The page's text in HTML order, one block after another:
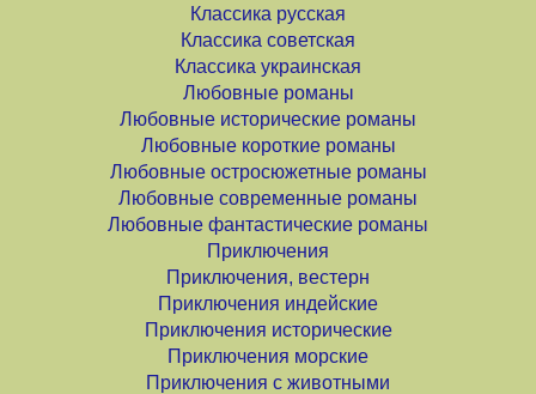
Классика русская
Классика советская
Классика украинская
Любовные романы
Любовные исторические романы
Любовные короткие романы
Любовные остросюжетные романы
Любовные современные романы
Любовные фантастические романы
Приключения
Приключения, вестерн
Приключения индейские
Приключения исторические
Приключения морские
Приключения с животными